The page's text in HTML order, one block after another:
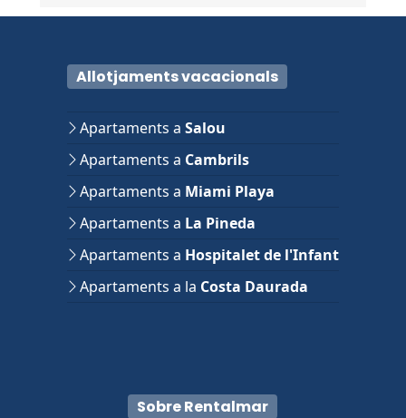
Allotjaments vacacionals
Apartaments a Salou
Apartaments a Cambrils
Apartaments a Miami Playa
Apartaments a La Pineda
Apartaments a Hospitalet de l'Infant
Apartaments a la Costa Daurada
Sobre Rentalmar